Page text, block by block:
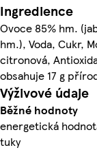
Ingredience
Ovoce 85% hm.
hm.), Voda, Cukr,
citronová,
obsahuje 17 g
Výživové údaje
Běžné hodnoty
energetická
tuky